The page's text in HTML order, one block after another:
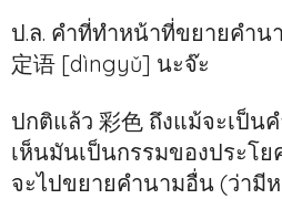
ป.ล. คำที่ทำหน้าที่ขยายคำน
定语 [dìngyǔ] นะจ๊ะ
ปกติแล้ว 彩色 ถึงแม้จะเป็น
เห็นมันเป็นกรรมของประโ
จะไปขยายคำนามอื่น (ว่ามี